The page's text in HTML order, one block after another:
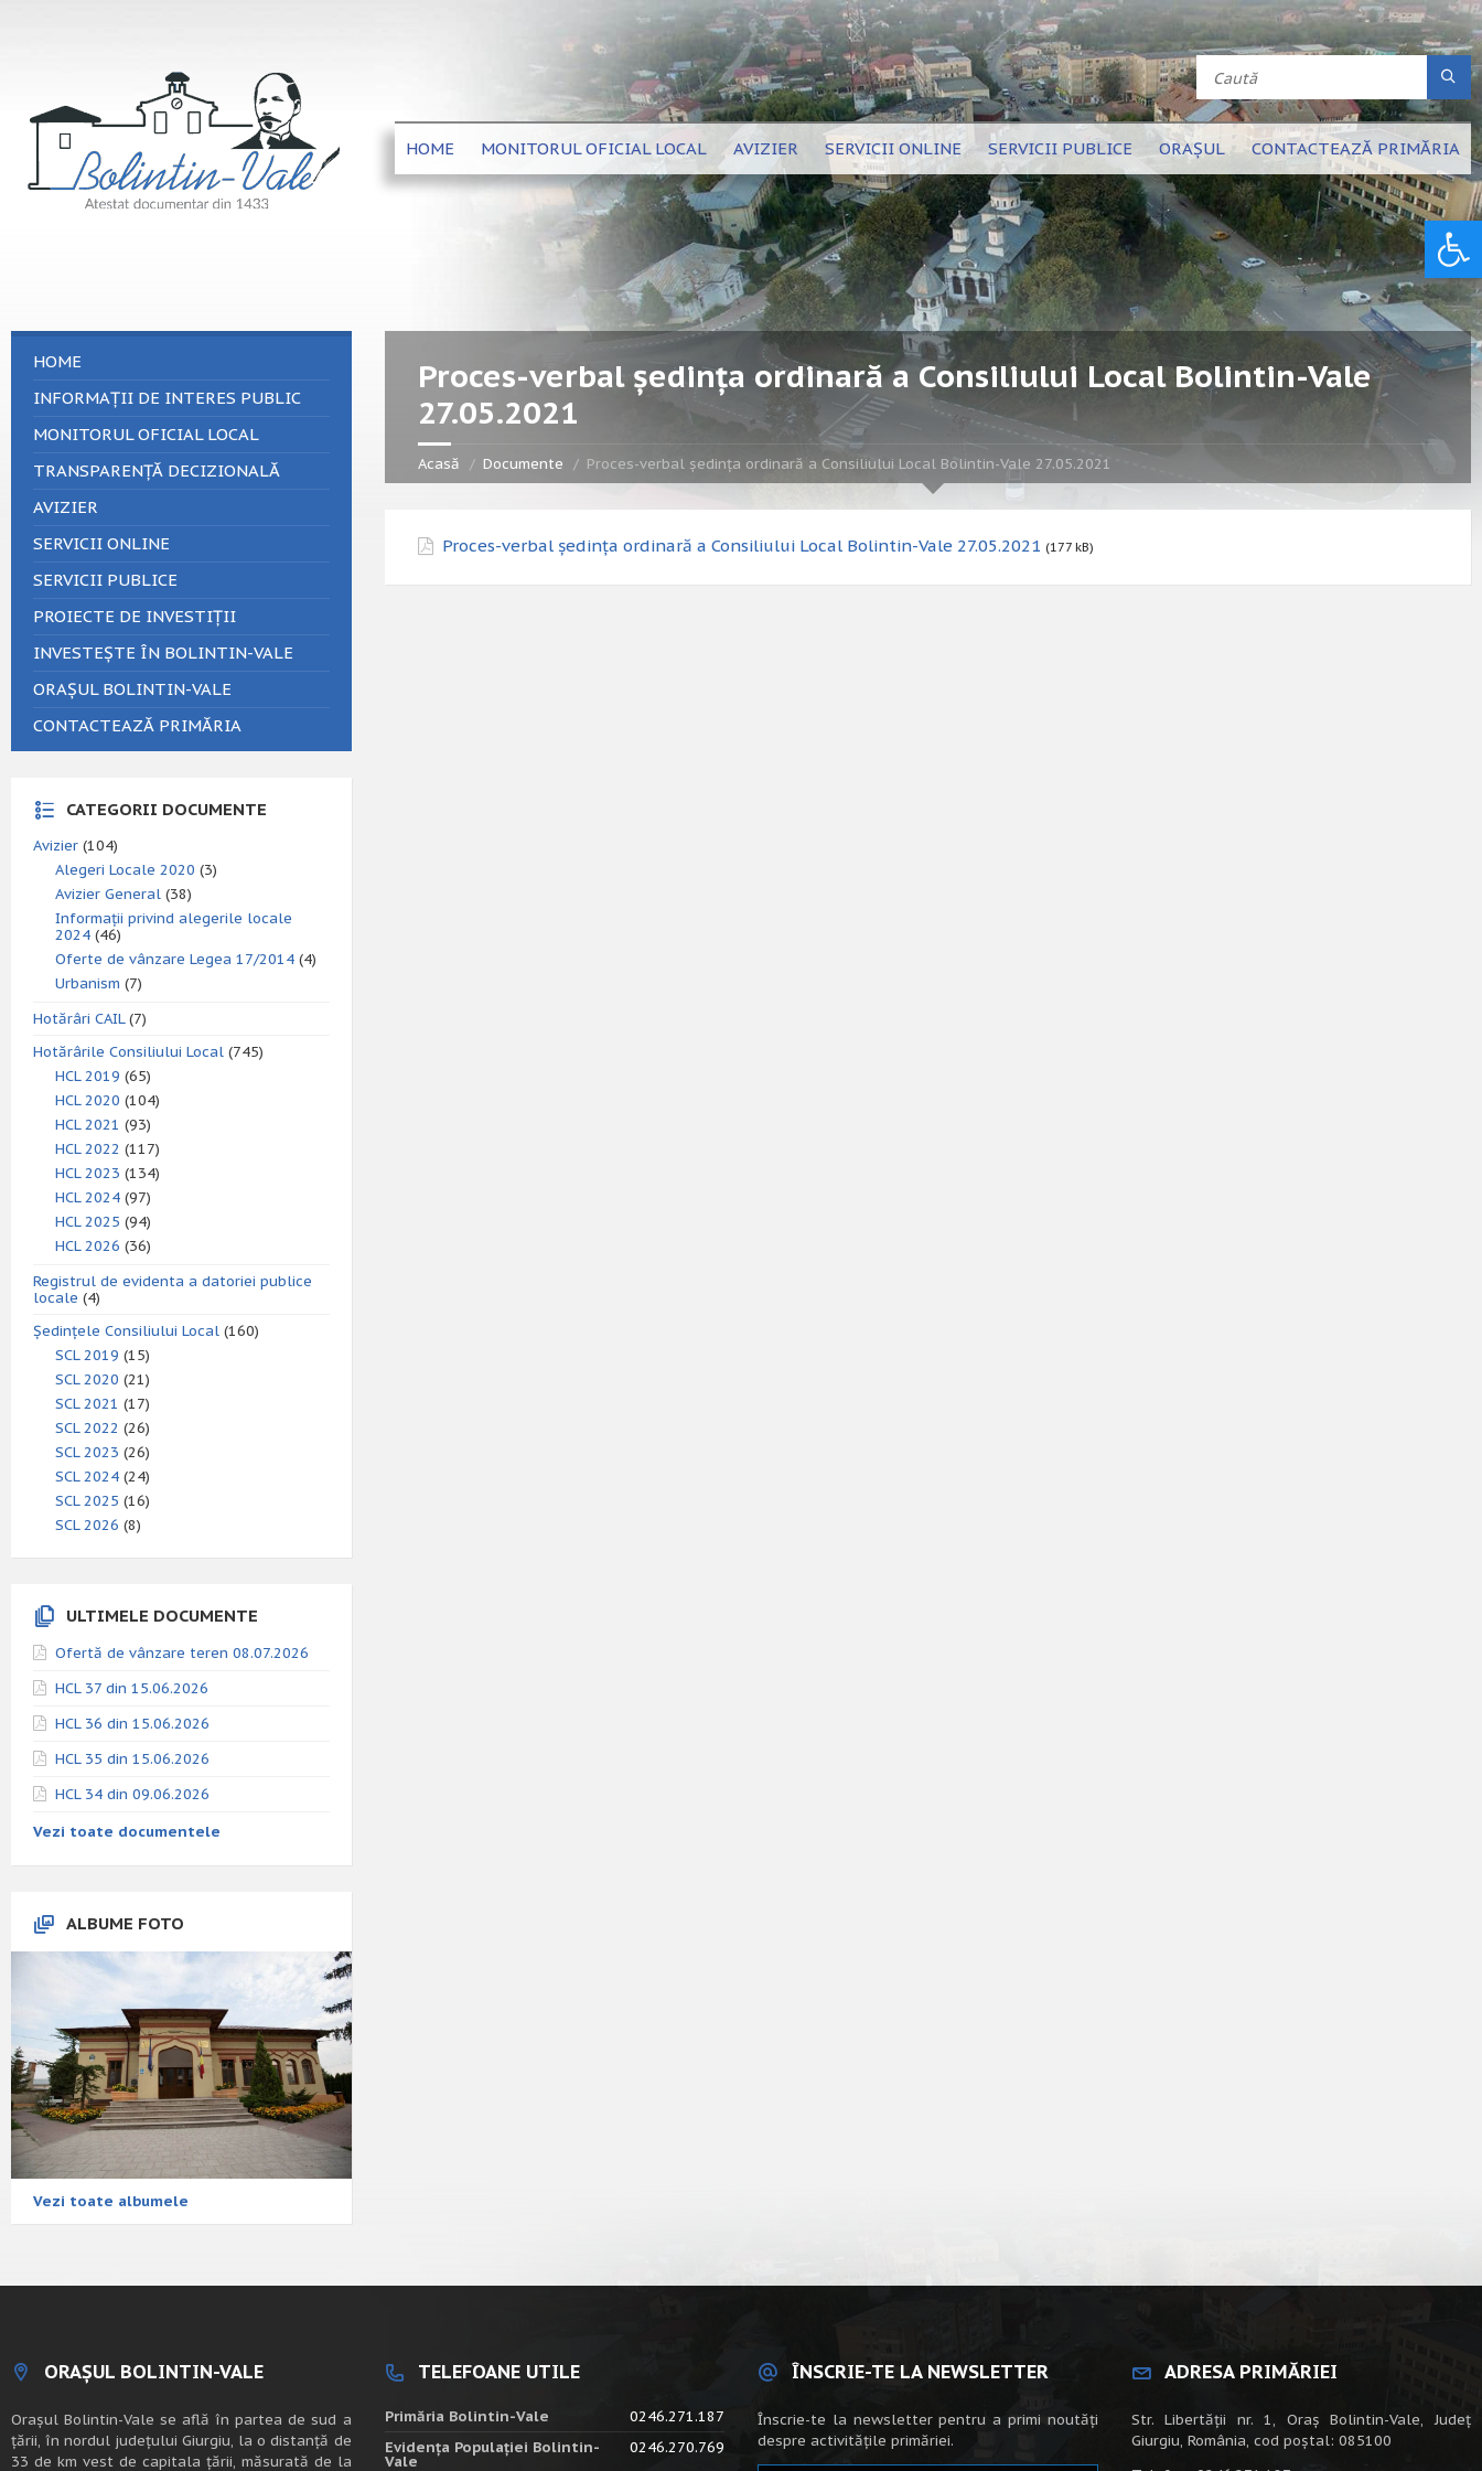
HOME MONITORUL OFICIAL LOCAL AVIZIER SERVICII ONLINE SERVICII PUBLICE ORAȘUL CONTACTEAZĂ PRIMĂRIA
Proces-verbal ședința ordinară a Consiliului Local Bolintin-Vale
27.05.2021
Acasă Documente Proces-verbal ședința ordinară a Consiliului Local Bolintin-Vale 27.05.2021
Proces-verbal ședința ordinară a Consiliului Local Bolintin-Vale 27.05.2021 (177 kB)
HOME
INFORMAȚII DE INTERES PUBLIC
MONITORUL OFICIAL LOCAL
TRANSPARENȚĂ DECIZIONALĂ
AVIZIER
SERVICII ONLINE
SERVICII PUBLICE
PROIECTE DE INVESTIȚII
INVESTEȘTE ÎN BOLINTIN-VALE
ORAȘUL BOLINTIN-VALE
CONTACTEAZĂ PRIMĂRIA
CATEGORII DOCUMENTE
Avizier (104)
Alegeri Locale 2020 (3)
Avizier General (38)
Informații privind alegerile locale
2024 (46)
Oferte de vânzare Legea 17/2014 (4)
Urbanism (7)
Hotărâri CAIL(7)
Hotărârile Consiliului Local (745)
HCL 2019 (65)
HCL 2020 (104)
HCL 2021 (93)
HCL 2022 (117)
HCL 2023 (134)
HCL 2024 (97)
HCL 2025 (94)
HCL 2026 (36)
Registrul de evidenta a datoriei publice
locale (4)
Ședințele Consiliului Local (160)
SCL 2019 (15)
SCL 2020 (21)
SCL 2021 (17)
SCL 2022 (26)
SCL 2023 (26)
SCL 2024 (24)
SCL 2025 (16)
SCL 2026 (8)
ULTIMELE DOCUMENTE
Ofertă de vânzare teren 08.07.2026
HCL 37 din 15.06.2026
HCL 36 din 15.06.2026
HCL 35 din 15.06.2026
HCL 34 din 09.06.2026
Vezi toate documentele
ALBUME FOTO
Vezi toate albumele
ORAȘUL BOLINTIN-VALE
Oraşul Bolintin-Vale se află în partea de sud a
ţării, în nordul judeţului Giurgiu, la o distanţă de
33 de km vest de capitala țării, măsurată de la
TELEFOANE UTILE
Primăria Bolintin-Vale
0246.271.187
Evidența Populației Bolintin-
Vale
0246.270.769
ÎNSCRIE-TE LA NEWSLETTER
Înscrie-te la newsletter pentru a primi noutăți
despre activitățile primăriei.
ADRESA PRIMĂRIEI
Str. Libertății nr. 1, Oraș Bolintin-Vale, Județ
Giurgiu, România, cod poștal: 085100
Deschide bara de unelte